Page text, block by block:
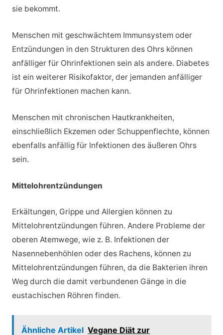
sie bekommt.
Menschen mit geschwächtem Immunsystem oder
Entzündungen in den Strukturen des Ohrs können
anfälliger für Ohrinfektionen sein als andere. Diabetes
ist ein weiterer Risikofaktor, der jemanden anfälliger
für Ohrinfektionen machen kann.
Menschen mit chronischen Hautkrankheiten,
einschließlich Ekzemen oder Schuppenflechte, können
ebenfalls anfällig für Infektionen des äußeren Ohrs
sein.
Mittelohrentzündungen
Erkältungen, Grippe und Allergien können zu
Mittelohrentzündungen führen. Andere Probleme der
oberen Atemwege, wie z. B. Infektionen der
Nasennebenhöhlen oder des Rachens, können zu
Mittelohrentzündungen führen, da die Bakterien ihren
Weg durch die damit verbundenen Gänge in die
eustachischen Röhren finden.
Ähnliche Artikel Vegane Diät zur